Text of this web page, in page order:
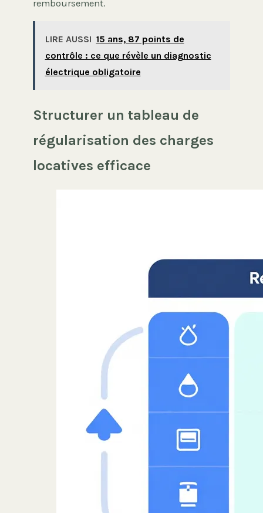
remboursement.
LIRE AUSSI 15 ans, 87 points de
contrôle : ce que révèle un diagnostic
électrique obligatoire
Structurer un tableau de
régularisation des charges
locatives efficace